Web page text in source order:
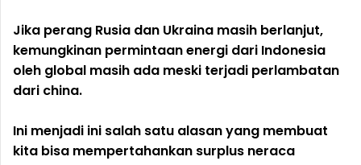
Jika perang Rusia dan Ukraina masih berlanjut,
kemungkinan permintaan energi dari Indonesia
oleh global masih ada meski terjadi perlambatan
dari china.
Ini menjadi ini salah satu alasan yang membuat
kita bisa mempertahankan surplus neraca